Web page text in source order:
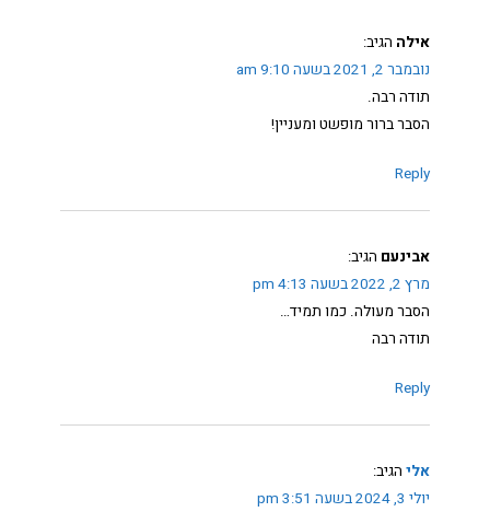
אילה הגיב:
נובמבר 2, 2021 בשעה 9:10 am
תודה רבה.
הסבר ברור מופשט ומעניין!
Reply
אבינעם הגיב:
מרץ 2, 2022 בשעה 4:13 pm
הסבר מעולה. כמו תמיד…
תודה רבה
Reply
אלי הגיב:
יולי 3, 2024 בשעה 3:51 pm